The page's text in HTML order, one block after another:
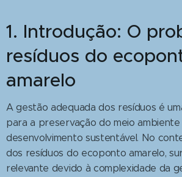
1. Introdução: O
resíduos do
amarelo
A gestão adequada dos resíduos é
para a preservação do meio
desenvolvimento sustentável. No
dos resíduos do ecoponto amarelo,
relevante devido à complexidade da